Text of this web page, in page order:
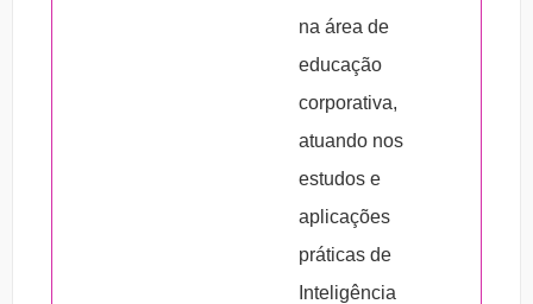
na área de
educação
corporativa,
atuando nos
estudos e
aplicações
práticas de
Inteligência